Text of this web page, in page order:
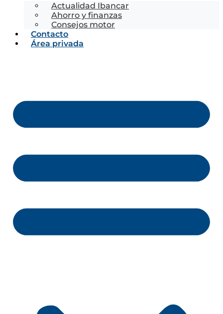
Actualidad Ibancar
Ahorro y finanzas
Consejos motor
Contacto
Área privada